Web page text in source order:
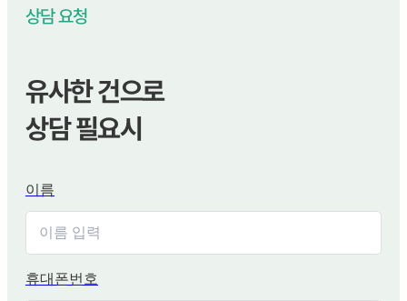
상담 요청
유사한 건으로
상담 필요시
이름
휴대폰번호